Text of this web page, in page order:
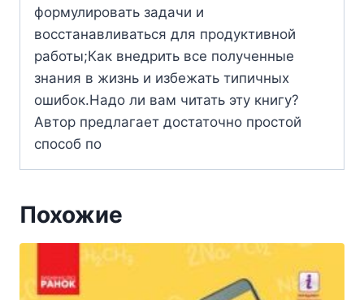
формулировать задачи и
восстанавливаться для продуктивной
работы;Как внедрить все полученные
знания в жизнь и избежать типичных
ошибок.Надо ли вам читать эту книгу?
Автор предлагает достаточно простой
способ по
Похожие